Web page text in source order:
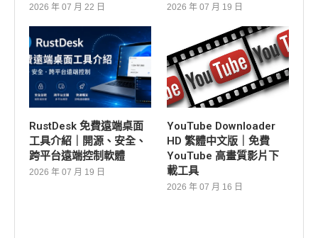
2026 年 07 月 22 日 2026 年 07 月 19 日
RustDesk 免費遠端桌面
工具介紹｜開源、安全、
跨平台遠端控制軟體
2026 年 07 月 19 日
YouTube Downloader
HD 繁體中文版｜免費
YouTube 高畫質影片下
載工具
2026 年 07 月 16 日